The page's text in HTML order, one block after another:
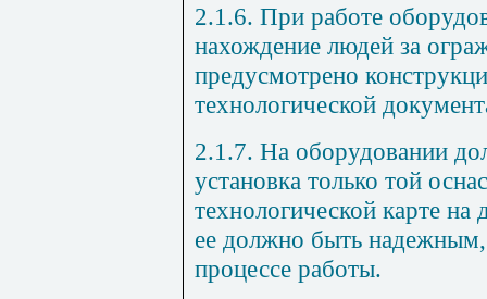
2.1.6. При работе
нахождение людей за
предусмотрено
технологической
2.1.7. На оборудовании
установка только той
технологической карте
ее должно быть
процессе работы.